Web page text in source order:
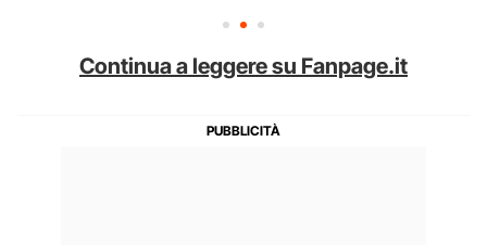
Continua a leggere su Fanpage.it